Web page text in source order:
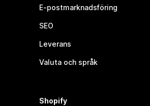
E-postmarknadsföring
SEO
Leverans
Valuta och språk
Shopify